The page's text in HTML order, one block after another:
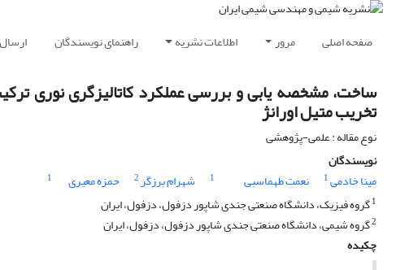
صفحه اصلی مرور اطلاعات نشریه راهنمای نویسندگان
تخریب متیل اورانژ
نوع مقاله : علمی-پژوهشی
نویسندگان
مینا خادمی1 نعمت طهماسبی 1 شهرام برزگر2 حمزه معیری
1
1گروه فیزیک، دانشگاه صنعتی جندی شاپور دزفول، دزفول، ایران
2گروه شیمی، دانشگاه صنعتی جندی شاپور دزفول، دزفول، ایران
چکیده